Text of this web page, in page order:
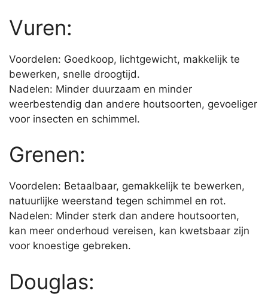
Vuren:
Voordelen: Goedkoop, lichtgewicht, makkelijk te
bewerken, snelle droogtijd.
Nadelen: Minder duurzaam en minder
weerbestendig dan andere houtsoorten, gevoeliger
voor insecten en schimmel.
Grenen:
Voordelen: Betaalbaar, gemakkelijk te bewerken,
natuurlijke weerstand tegen schimmel en rot.
Nadelen: Minder sterk dan andere houtsoorten,
kan meer onderhoud vereisen, kan kwetsbaar zijn
voor knoestige gebreken.
Douglas: